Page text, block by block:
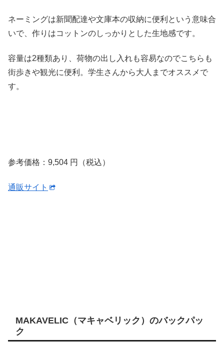
ネーミングは新聞配達や文庫本の収納に便利という意味合
いで、作りはコットンのしっかりとした生地感です。
容量は2種類あり、荷物の出し入れも容易なのでこちらも
街歩きや観光に便利。学生さんから大人までオススメで
す。
参考価格：9,504 円（税込）
通販サイト
MAKAVELIC（マキャベリック）のバックパッ
ク